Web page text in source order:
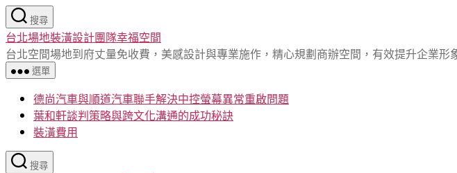
跳
至
主
要
內
搜尋
台北場地裝潢設計團隊幸福空間
台北空間場地到府丈量免收費，美感設計與專業施作，精心規劃商辦空間，有效提升企業形
選單
德尚汽車與順道汽車聯手解決中控螢幕異常重啟問題
葉和軒談判策略與跨文化溝通的成功秘訣
裝潢費用
搜尋